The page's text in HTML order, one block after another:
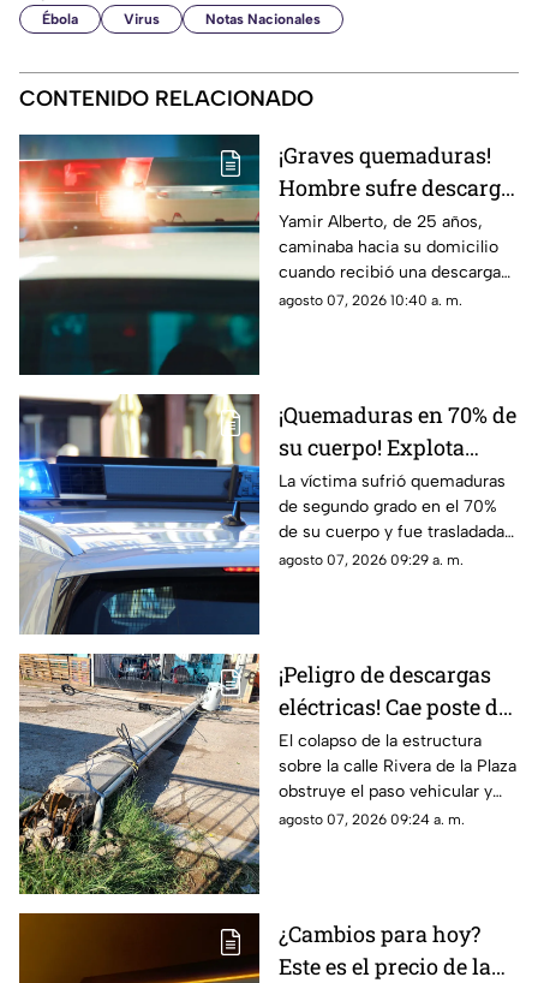
Ébola Virus Notas Nacionales
CONTENIDO RELACIONADO
¡Graves quemaduras!
Hombre sufre descarga
eléctrica por pisar
cable expuesto en
banqueta de Ciudad
Juárez
Yamir Alberto, de 25 años,
caminaba hacia su domicilio
cuando recibió una descarga
eléctrica; fue trasladado de
agosto 07, 2026 10:40 a. m.
¡Quemaduras en 70% de
su cuerpo! Explota
tanque de gas en
Parajes del Sur y deja a
una persona grave
La víctima sufrió quemaduras
de segundo grado en el 70%
de su cuerpo y fue trasladada
de urgencia al Hospital General
agosto 07, 2026 09:29 a. m.
¡Peligro de descargas
eléctricas! Cae poste de
concreto tras
TORMENTAS y bloquea
calles en Ciudad Juárez
El colapso de la estructura
sobre la calle Rivera de la Plaza
obstruye el paso vehicular y
mantiene en alerta a los
agosto 07, 2026 09:24 a. m.
¿Cambios para hoy?
Este es el precio de la